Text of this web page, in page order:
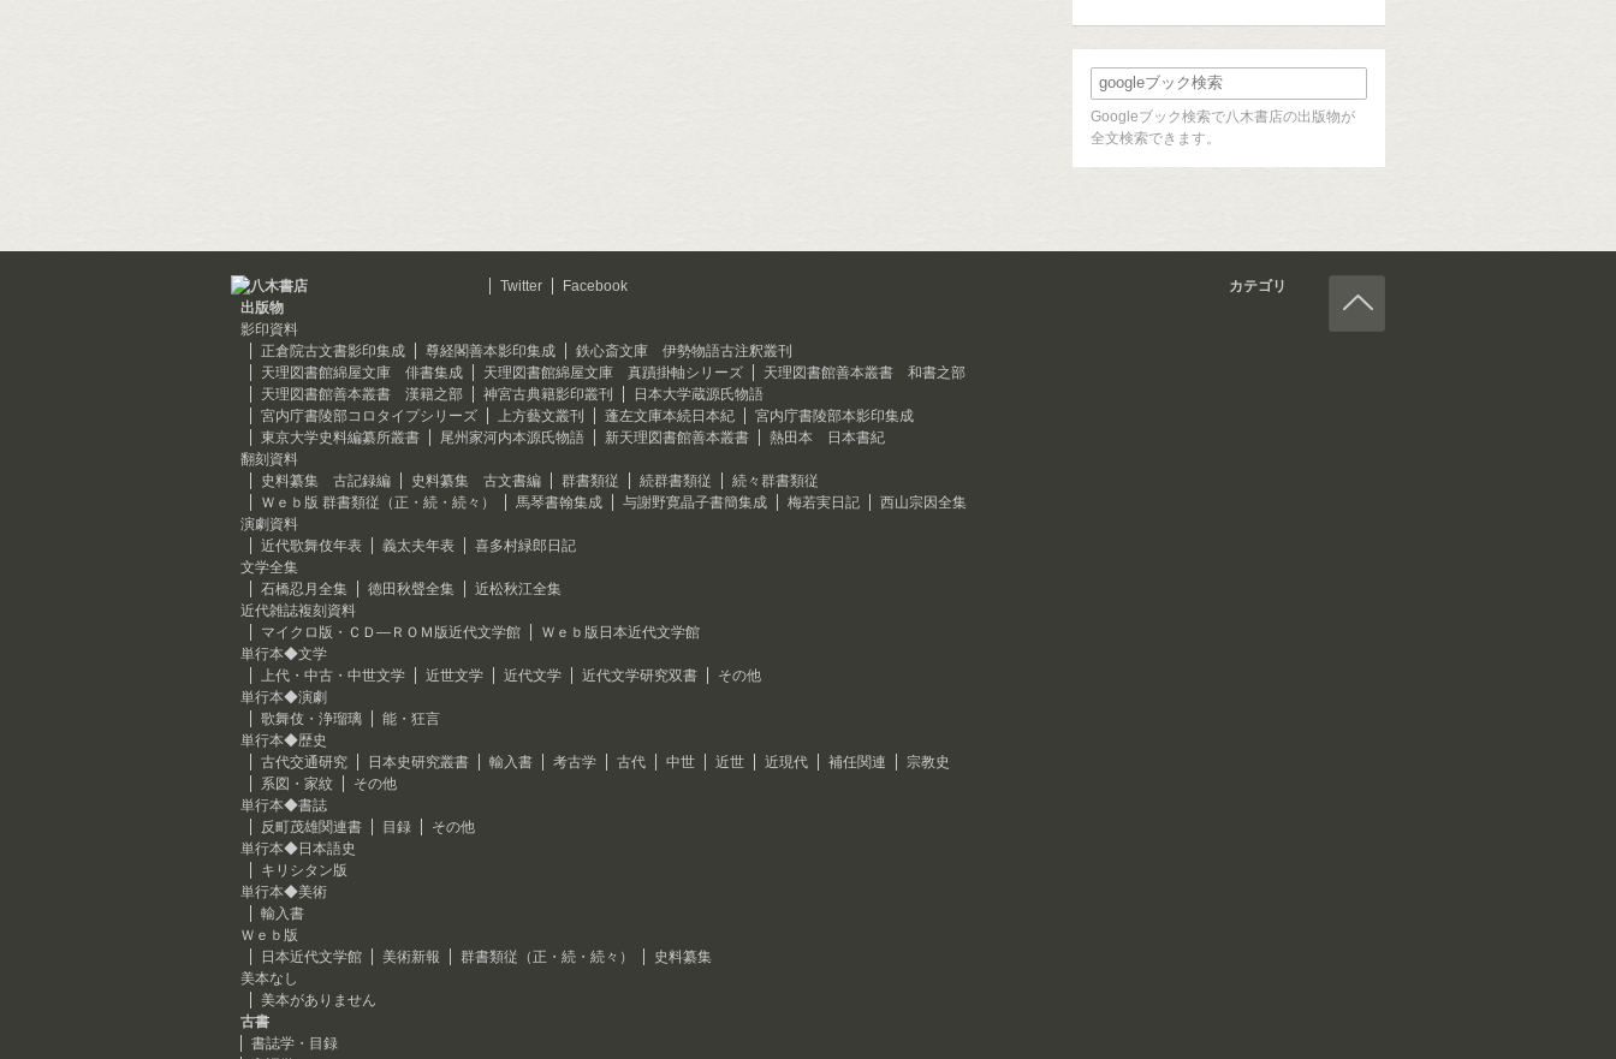
Googleブック検索で八木書店の出版物が
全文検索できます。
Twitter Facebook
カテゴリ
出版物
影印資料
正倉院古文書影印集成
尊経閣善本影印集成
鉄心斎文庫 伊勢物語古注釈叢刊
天理図書館綿屋文庫 俳書集成
天理図書館綿屋文庫 真蹟掛軸シリーズ
天理図書館善本叢書 和書之部
天理図書館善本叢書 漢籍之部
神宮古典籍影印叢刊
日本大学蔵源氏物語
宮内庁書陵部コロタイプシリーズ
上方藝文叢刊 蓬左文庫本続日本紀
宮内庁書陵部本影印集成
東京大学史料編纂所叢書
尾州家河内本源氏物語 新天理図書館善本叢書
熱田本 日本書紀
翻刻資料
史料纂集 古記録編
史料纂集 古文書編 群書類従 続群書類従
続々群書類従
Ｗｅｂ版 群書類従（正・続・続々）
馬琴書翰集成 与謝野寛晶子書簡集成 梅若実日記
西山宗因全集
演劇資料
近代歌舞伎年表
義太夫年表
喜多村緑郎日記
文学全集
石橋忍月全集
徳田秋聲全集
近松秋江全集
近代雑誌複刻資料
マイクロ版・ＣＤ―ＲＯＭ版近代文学館
Ｗｅｂ版日本近代文学館
単行本◆文学
上代・中古・中世文学
近世文学 近代文学 近代文学研究双書
その他
単行本◆演劇
歌舞伎・浄瑠璃
能・狂言
単行本◆歴史
古代交通研究
日本史研究叢書 輸入書 考古学 古代 中世 近世 近現代 補任関連
宗教史
系図・家紋
その他
単行本◆書誌
反町茂雄関連書
目録
その他
単行本◆日本語史
キリシタン版
単行本◆美術
輸入書
Ｗｅｂ版
日本近代文学館
美術新報 群書類従（正・続・続々）
史料纂集
美本なし
美本がありません
古書
書誌学・目録